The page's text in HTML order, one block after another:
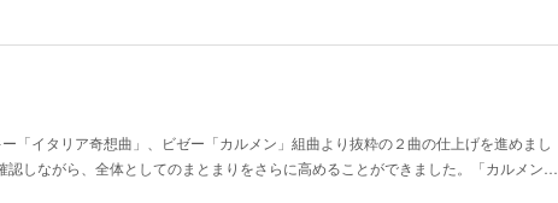
「イタリア奇想曲」、ビゼー「カルメン」組曲より抜粋の２曲の仕上げを進めまし
認しながら、全体としてのまとまりをさらに高めることができました。「カルメン…